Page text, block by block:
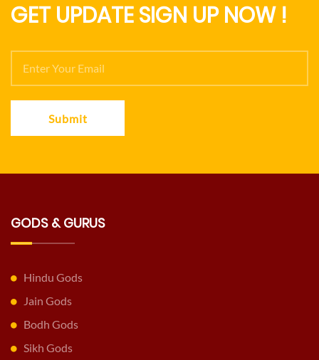
GET UPDATE SIGN UP NOW !
Submit
GODS & GURUS
Hindu Gods
Jain Gods
Bodh Gods
Sikh Gods